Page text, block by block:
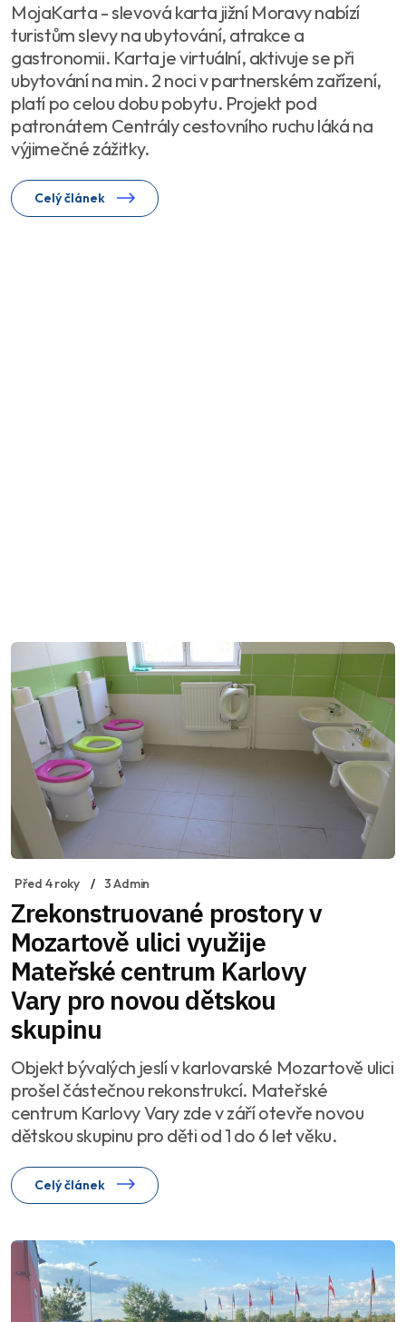
MojaKarta - slevová karta jižní Moravy nabízí
turistům slevy na ubytování, atrakce a
gastronomii. Karta je virtuální, aktivuje se při
ubytování na min. 2 noci v partnerském zařízení,
platí po celou dobu pobytu. Projekt pod
patronátem Centrály cestovního ruchu láká na
výjimečné zážitky.
Celý článek
Před 4 roky 3 Admin
Zrekonstruované prostory v
Mozartově ulici využije
Mateřské centrum Karlovy
Vary pro novou dětskou
skupinu
Objekt bývalých jeslí v karlovarské Mozartově ulici
prošel částečnou rekonstrukcí. Mateřské
centrum Karlovy Vary zde v září otevře novou
dětskou skupinu pro děti od 1 do 6 let věku.
Celý článek